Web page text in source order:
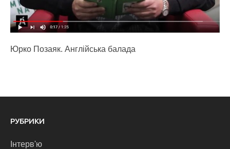
Юрко Позаяк. Англійська балада
РУБРИКИ
Інтерв'ю